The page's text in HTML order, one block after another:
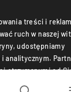
treści i
ruch w naszej
udostępniamy
analitycznym.
otrzymanymi od